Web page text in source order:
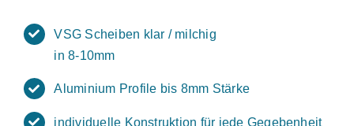
VSG Scheiben klar / milchig
in 8-10mm
Aluminium Profile bis 8mm Stärke
individuelle Konstruktion für jede Gegebenheit